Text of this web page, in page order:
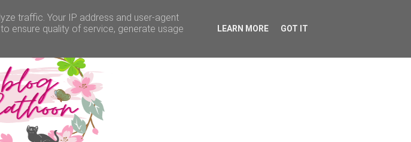
traffic. Your IP address and user-agent
ensure quality of service, generate usage
LEARN MORE GOT IT